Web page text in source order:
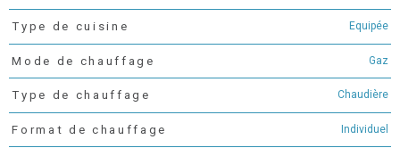
Type de cuisine Equipée
Mode de chauffage Gaz
Type de chauffage Chaudière
Format de chauffage Individuel